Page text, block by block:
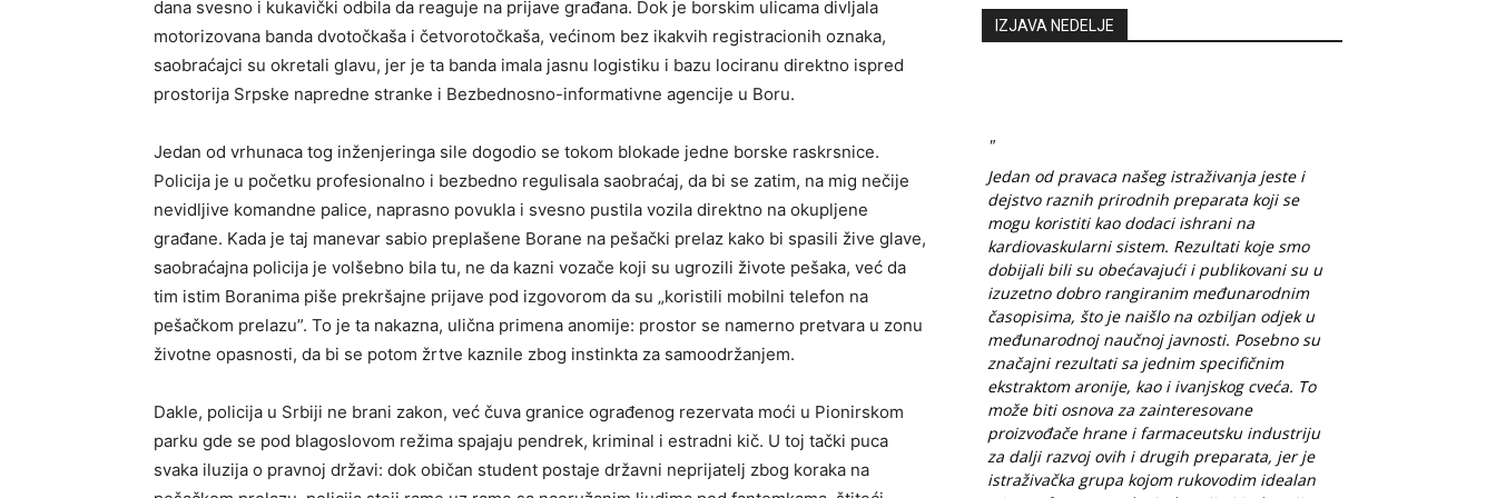
dana svesno i kukavički odbila da reaguje na prijave građana. Dok je borskim ulicama divljala
motorizovana banda dvotočkaša i četvorotočkaša, većinom bez ikakvih registracionih oznaka,
saobraćajci su okretali glavu, jer je ta banda imala jasnu logistiku i bazu lociranu direktno ispred
prostorija Srpske napredne stranke i Bezbednosno-informativne agencije u Boru.
Jedan od vrhunaca tog inženjeringa sile dogodio se tokom blokade jedne borske raskrsnice.
Policija je u početku profesionalno i bezbedno regulisala saobraćaj, da bi se zatim, na mig nečije
nevidljive komandne palice, naprasno povukla i svesno pustila vozila direktno na okupljene
građane. Kada je taj manevar sabio preplašene Borane na pešački prelaz kako bi spasili žive glave,
saobraćajna policija je volšebno bila tu, ne da kazni vozače koji su ugrozili živote pešaka, već da
tim istim Boranima piše prekršajne prijave pod izgovorom da su „koristili mobilni telefon na
pešačkom prelazu”. To je ta nakazna, ulična primena anomije: prostor se namerno pretvara u zonu
životne opasnosti, da bi se potom žrtve kaznile zbog instinkta za samoodržanjem.
Dakle, policija u Srbiji ne brani zakon, već čuva granice ograđenog rezervata moći u Pionirskom
parku gde se pod blagoslovom režima spajaju pendrek, kriminal i estradni kič. U toj tački puca
svaka iluzija o pravnoj državi: dok običan student postaje državni neprijatelj zbog koraka na
IZJAVA NEDELJE
"
Jedan od pravaca našeg istraživanja jeste i
dejstvo raznih prirodnih preparata koji se
mogu koristiti kao dodaci ishrani na
kardiovaskularni sistem. Rezultati koje smo
dobijali bili su obećavajući i publikovani su u
izuzetno dobro rangiranim međunarodnim
časopisima, što je naišlo na ozbiljan odjek u
međunarodnoj naučnoj javnosti. Posebno su
značajni rezultati sa jednim specifičnim
ekstraktom aronije, kao i ivanjskog cveća. To
može biti osnova za zainteresovane
proizvođače hrane i farmaceutsku industriju
za dalji razvoj ovih i drugih preparata, jer je
istraživačka grupa kojom rukovodim idealan